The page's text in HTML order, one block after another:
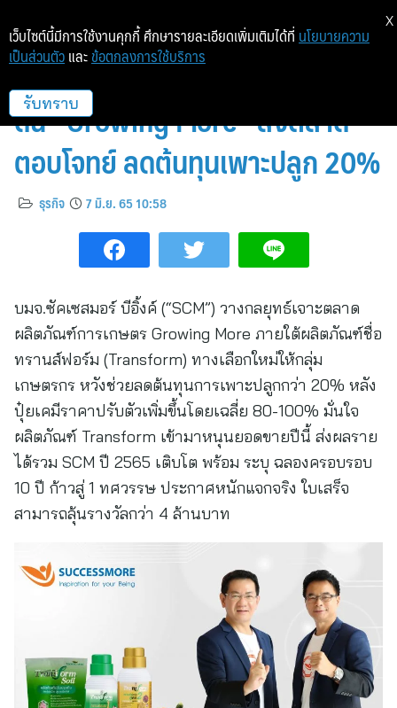
“ซัคเซสมอร์” เจาะกลุ่มเกษตรกร
ดัน “Growing More” ลงตลาด –
ตอบโจทย์ ลดต้นทุนเพาะปลูก 20%
ธุรกิจ 7 มิ.ย. 65 10:58
บมจ.ซัคเซสมอร์ บีอิ้งค์ (“SCM”) วางกลยุทธ์เจาะตลาด
ผลิตภัณฑ์การเกษตร Growing More ภายใต้ผลิตภัณฑ์ชื่อ
ทรานส์ฟอร์ม (Transform) ทางเลือกใหม่ให้กลุ่ม
เกษตรกร หวังช่วยลดต้นทุนการเพาะปลูกกว่า 20% หลัง
ปุ๋ยเคมีราคาปรับตัวเพิ่มขึ้นโดยเฉลี่ย 80-100% มั่นใจ
ผลิตภัณฑ์ Transform เข้ามาหนุนยอดขายปีนี้ ส่งผลราย
ได้รวม SCM ปี 2565 เติบโต พร้อม ระบุ ฉลองครอบรอบ
10 ปี ก้าวสู่ 1 ทศวรรษ ประกาศหนักแจกจริง ใบเสร็จ
สามารถลุ้นรางวัลกว่า 4 ล้านบาท
เว็บไซต์นี้มีการใช้งานคุกกี้ ศึกษารายละเอียดเพิ่มเติมได้ที่ นโยบายความ
เป็นส่วนตัว และ ข้อตกลงการใช้บริการ
รับทราบ
X